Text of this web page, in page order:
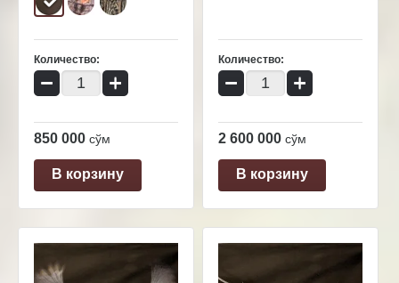
Количество:
− +
850 000 сўм
В корзину
Количество:
− +
2 600 000 сўм
В корзину